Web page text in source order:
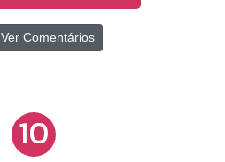
Ver Comentários
10